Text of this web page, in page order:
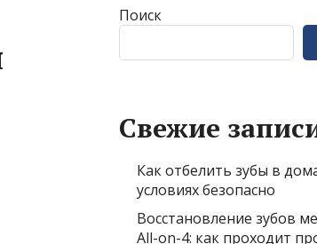
Поиск
Свежие
Как отбелить зубы в
условиях безопасно
Восстановление зубов
All-on-4: как проходит